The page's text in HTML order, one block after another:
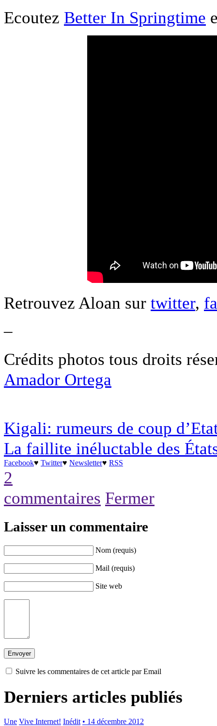
Ecoutez Better In Springtime
Retrouvez Aloan sur twitter,
–
Crédits photos tous droits
Amador Ortega
Kigali: rumeurs de coup
La faillite inéluctable des
Facebook♥ Twitter♥ Newsletter♥ RSS
2
commentaires Fermer
Laisser un commentaire
Nom (requis)
Mail (requis)
Site web
Suivre les commentaires de cet article par Email
Derniers articles publiés
Une Vive Internet! Inédit • 14 décembre 2012